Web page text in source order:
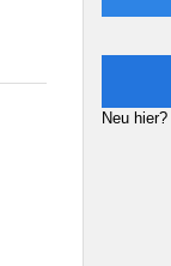
Neu hier?